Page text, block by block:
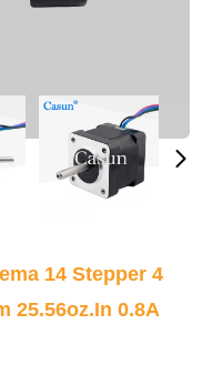
14 Stepper 4
25.56oz.in 0.8A